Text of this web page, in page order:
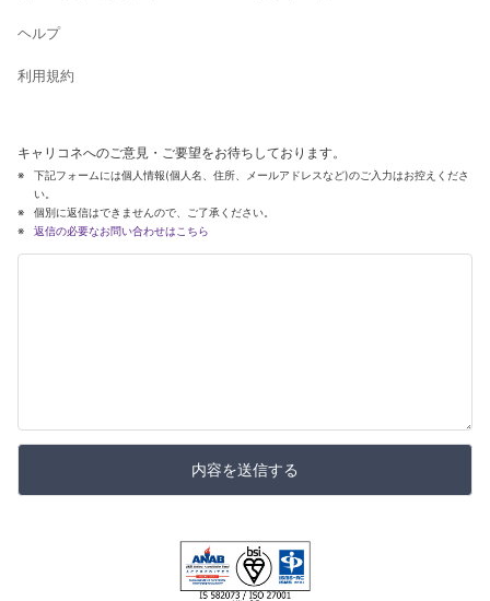
ヘルプ
利用規約
キャリコネへのご意見・ご要望をお待ちしております。
下記フォームには個人情報(個人名、住所、メールアドレスなど)のご入力はお控えくださ
い。
個別に返信はできませんので、ご了承ください。
返信の必要なお問い合わせはこちら
内容を送信する